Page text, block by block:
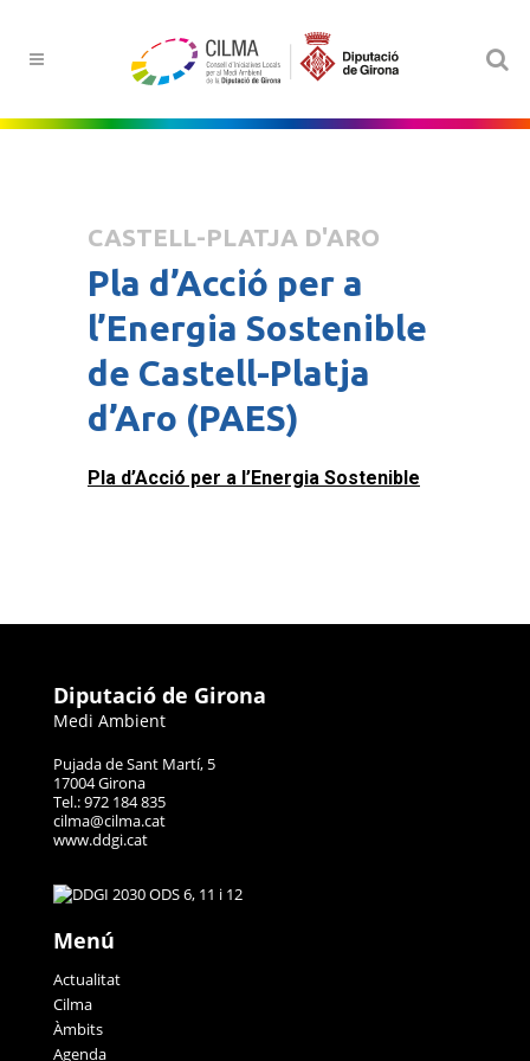
CASTELL-PLATJA D'ARO
Pla d’Acció per a
l’Energia Sostenible
de Castell-Platja
d’Aro (PAES)
Pla d’Acció per a l’Energia Sostenible
Diputació de Girona
Medi Ambient
Pujada de Sant Martí, 5
17004 Girona
Tel.: 972 184 835
cilma@cilma.cat
www.ddgi.cat
Menú
Actualitat
Cilma
Àmbits
Agenda